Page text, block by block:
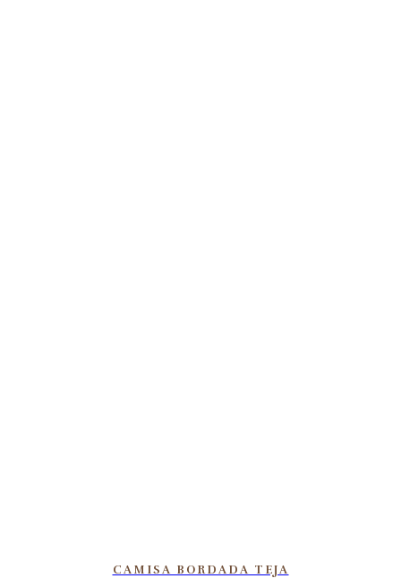
CAMISA BORDADA TEJA